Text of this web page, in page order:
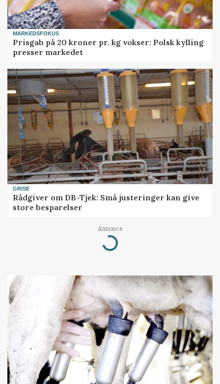
MARKEDSFOKUS
Prisgab på 20 kroner pr. kg vokser: Polsk kylling
presser markedet
GRISE
Rådgiver om DB-Tjek: Små justeringer kan give
store besparelser
Annonce
Loading...